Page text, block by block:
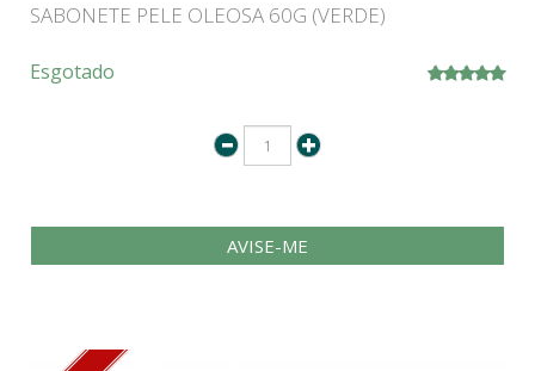
SABONETE PELE OLEOSA 60G (VERDE)
Esgotado
AVISE-ME